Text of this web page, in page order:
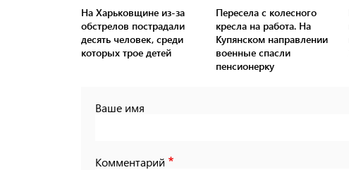
На Харьковщине из-за
обстрелов пострадали
десять человек, среди
которых трое детей
Пересела с колесного
кресла на работа. На
Купянском направлении
военные спасли
пенсионерку
Ваше имя
Комментарий